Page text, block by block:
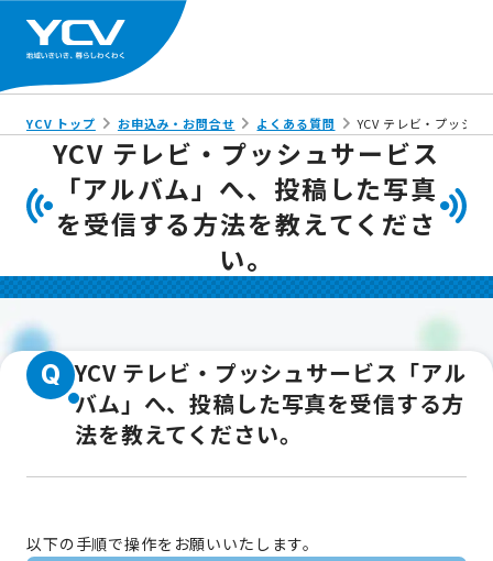
YCV トップ お申込み・お問合せ よくある質問 YCV テレビ・プッシ
YCV テレビ・プッシュサービス
「アルバム」へ、投稿した写真
を受信する方法を教えてくださ
い。
Q YCV テレビ・プッシュサービス「アル
バム」へ、投稿した写真を受信する方
法を教えてください。
以下の手順で操作をお願いいたします。